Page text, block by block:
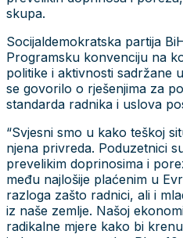
skupa.
Socijaldemokratska partija
Programsku konvenciju na
politike i aktivnosti sadržane
se govorilo o rješenjima za
standarda radnika i uslova
“Svjesni smo u kako teškoj
njena privreda. Poduzetnici
prevelikim doprinosima i
među najlošije plaćenim u
razloga zašto radnici, ali i
iz naše zemlje. Našoj
radikalne mjere kako bi